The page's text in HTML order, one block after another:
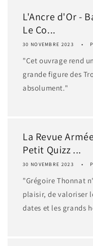
L'Ancre d'Or -
Le Co...
30 NOVEMBRE 2023
"Cet ouvrage rend
grande figure des
absolument."
La Revue
Petit Quizz ...
30 NOVEMBRE 2023
"Grégoire Thonnat
plaisir, de valoriser
dates et les grands